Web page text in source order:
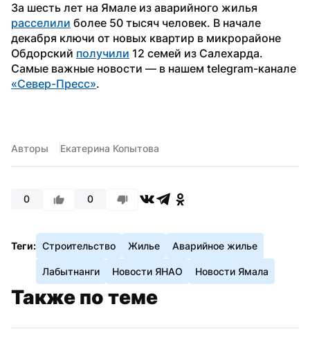
расселили более 50 тысяч человек. В начале
декабря ключи от новых квартир в микрорайоне
Обдорский получили 12 семей из Салехарда.
«Север-Пресс».
Авторы Екатерина Копытова
0 0
Теги: Строительство Жилье Аварийное жилье
Лабытнанги Новости ЯНАО Новости Ямала
Также по теме